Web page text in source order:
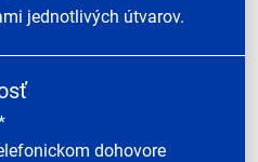
jednotlivých útvarov.
dohovore